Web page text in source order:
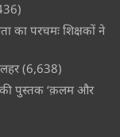
का परचमः शिक्षकों ने
(6,638)
की पुस्तक ‘क़लम और